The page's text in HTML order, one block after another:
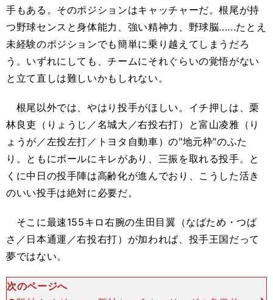
手もある。そのポジションはキャッチャーだ。根尾が持
つ野球センスと身体能力、強い精神力、野球脳......たとえ
未経験のポジションでも簡単に乗り越えてしまうだろ
う。いずれにしても、チームにそれぐらいの覚悟がない
と立て直しは難しいかもしれない。
根尾以外では、やはり投手がほしい。イチ押しは、栗
林良吏（りょうじ／名城大／右投右打）と富山凌雅（り
ょうが／左投左打／トヨタ自動車）の"地元枠"のふた
り。ともにボールにキレがあり、三振を取れる投手。と
くに中日の投手陣は高齢化が進んでおり、こうした活き
のいい投手は絶対に必要だ。
そこに最速155キロ右腕の生田目翼（なばため・つば
さ／日本通運／右投右打）が加われば、投手王国だって
夢ではない。
次のページへ